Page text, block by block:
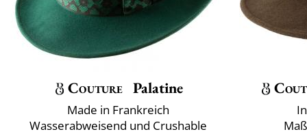
Couture Palatine
Made in Frankreich
Wasserabweisend und Crushable